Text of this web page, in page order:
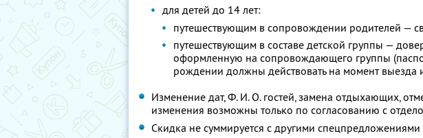
для детей до 14 лет:
путешествующим в сопровождении родителей —
путешествующим в составе детской группы —
оформленную на сопровождающего группы
рождении должны действовать на момент выезда
Изменение дат, Ф. И. О. гостей, замена отдыхающих,
изменения возможны только по согласованию с
Скидка не суммируется с другими